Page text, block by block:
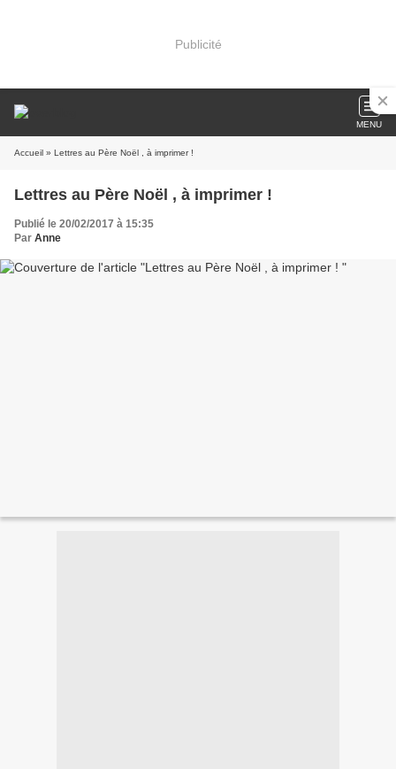
Publicité
MENU
Accueil » Lettres au Père Noël , à imprimer !
Lettres au Père Noël , à imprimer !
Publié le 20/02/2017 à 15:35
Par Anne